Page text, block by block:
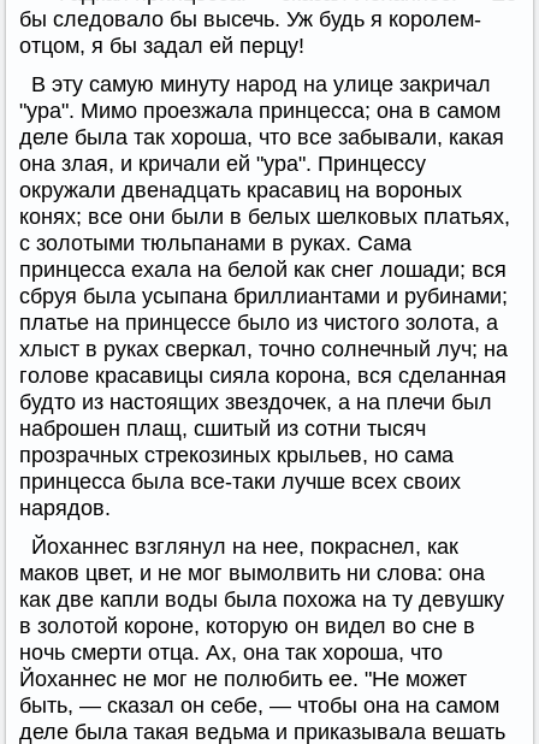
бы следовало бы высечь. Уж будь я королем-
отцом, я бы задал ей перцу!
В эту самую минуту народ на улице закричал
"ура". Мимо проезжала принцесса; она в самом
деле была так хороша, что все забывали, какая
она злая, и кричали ей "ура". Принцессу
окружали двенадцать красавиц на вороных
конях; все они были в белых шелковых платьях,
с золотыми тюльпанами в руках. Сама
принцесса ехала на белой как снег лошади; вся
сбруя была усыпана бриллиантами и рубинами;
платье на принцессе было из чистого золота, а
хлыст в руках сверкал, точно солнечный луч; на
голове красавицы сияла корона, вся сделанная
будто из настоящих звездочек, а на плечи был
наброшен плащ, сшитый из сотни тысяч
прозрачных стрекозиных крыльев, но сама
принцесса была все-таки лучше всех своих
нарядов.
Йоханнес взглянул на нее, покраснел, как
маков цвет, и не мог вымолвить ни слова: она
как две капли воды была похожа на ту девушку
в золотой короне, которую он видел во сне в
ночь смерти отца. Ах, она так хороша, что
Йоханнес не мог не полюбить ее. "Не может
быть, — сказал он себе, — чтобы она на самом
деле была такая ведьма и приказывала вешать